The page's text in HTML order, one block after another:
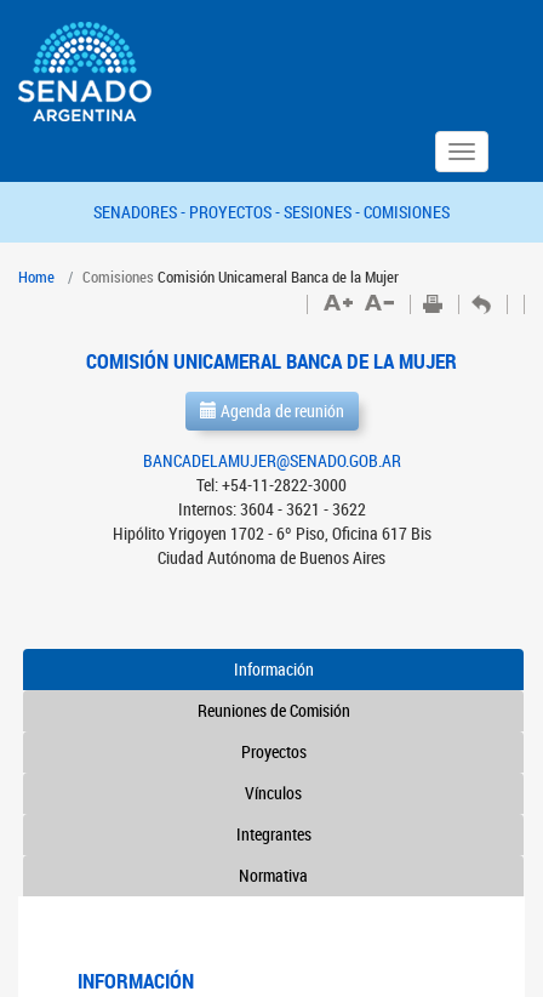
Toggle
navigation
SENADORES - PROYECTOS -SESIONES -COMISIONES
Home Comisiones Comisión Unicameral Banca de la Mujer
COMISIÓN UNICAMERAL BANCA DE LA MUJER
Agenda de reunión
BANCADELAMUJER@SENADO.GOB.AR
Tel: +54-11-2822-3000
Internos: 3604 - 3621 - 3622
Hipólito Yrigoyen 1702 - 6º Piso, Oficina 617 Bis
Ciudad Autónoma de Buenos Aires
Información
Reuniones de Comisión
Proyectos
Vínculos
Integrantes
Normativa
INFORMACIÓN